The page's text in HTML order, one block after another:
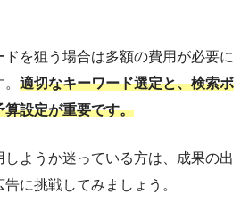
を狙う場合は多額の費用が必要に
適切なキーワード選定と、検索ボ
算設定が重要です。
しようか迷っている方は、成果の出
に挑戦してみましょう。